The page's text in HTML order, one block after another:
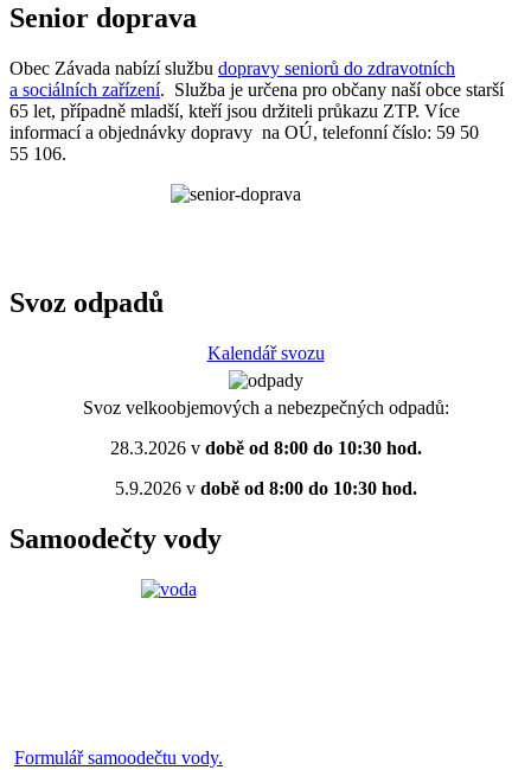
Senior doprava
Obec Závada nabízí službu dopravy seniorů do zdravotních
a sociálních zařízení. Služba je určena pro občany naší obce starší
65 let, případně mladší, kteří jsou držiteli průkazu ZTP. Více
informací a objednávky dopravy na OÚ, telefonní číslo: 59 50
55 106.
Svoz odpadů
Kalendář svozu
Svoz velkoobjemových a nebezpečných odpadů:
28.3.2026 vdobě od 8:00 do 10:30 hod.
5.9.2026 vdobě od 8:00 do 10:30 hod.
Samoodečty vody
Formulář samoodečtu vody.